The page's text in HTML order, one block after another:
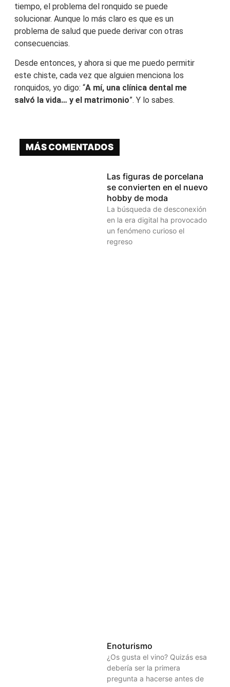
tiempo, el problema del ronquido se puede
solucionar. Aunque lo más claro es que es un
problema de salud que puede derivar con otras
consecuencias.
Desde entonces, y ahora si que me puedo permitir
este chiste, cada vez que alguien menciona los
ronquidos, yo digo: “A mí, una clínica dental me
salvó la vida… y el matrimonio”. Y lo sabes.
MÁS COMENTADOS
Las figuras de porcelana
se convierten en el nuevo
hobby de moda
La búsqueda de desconexión
en la era digital ha provocado
un fenómeno curioso el
regreso
Enoturismo
¿Os gusta el vino? Quizás esa
debería ser la primera
pregunta a hacerse antes de